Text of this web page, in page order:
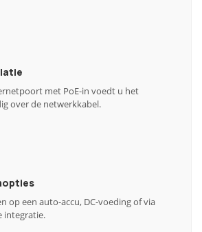
met PoE-in voedt u het
over de netwerkkabel.
op een auto-accu, DC-voeding of via
integratie.